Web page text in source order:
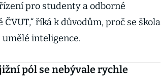
pro studenty a odborné
říká k důvodům, proč se škola
umělé inteligence.
pól se nebývale rychle